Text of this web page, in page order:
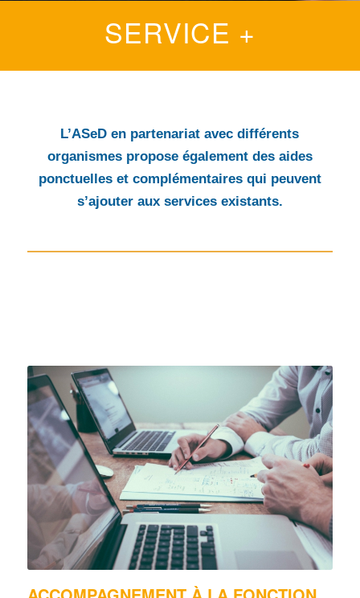
SERVICE +
L’ASeD en partenariat avec différents
organismes propose également des aides
ponctuelles et complémentaires qui peuvent
s’ajouter aux services existants.